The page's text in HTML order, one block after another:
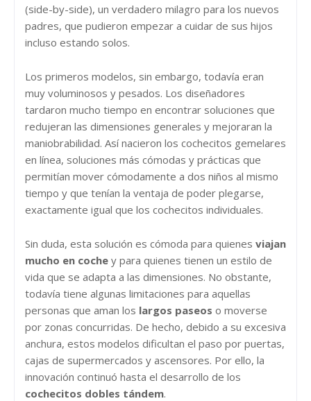
(side-by-side), un verdadero milagro para los nuevos
padres, que pudieron empezar a cuidar de sus hijos
incluso estando solos.
Los primeros modelos, sin embargo, todavía eran
muy voluminosos y pesados. Los diseñadores
tardaron mucho tiempo en encontrar soluciones que
redujeran las dimensiones generales y mejoraran la
maniobrabilidad. Así nacieron los cochecitos gemelares
en línea, soluciones más cómodas y prácticas que
permitían mover cómodamente a dos niños al mismo
tiempo y que tenían la ventaja de poder plegarse,
exactamente igual que los cochecitos individuales.
Sin duda, esta solución es cómoda para quienes viajan
mucho en coche y para quienes tienen un estilo de
vida que se adapta a las dimensiones. No obstante,
todavía tiene algunas limitaciones para aquellas
personas que aman los largos paseos o moverse
por zonas concurridas. De hecho, debido a su excesiva
anchura, estos modelos dificultan el paso por puertas,
cajas de supermercados y ascensores. Por ello, la
innovación continuó hasta el desarrollo de los
cochecitos dobles tándem.